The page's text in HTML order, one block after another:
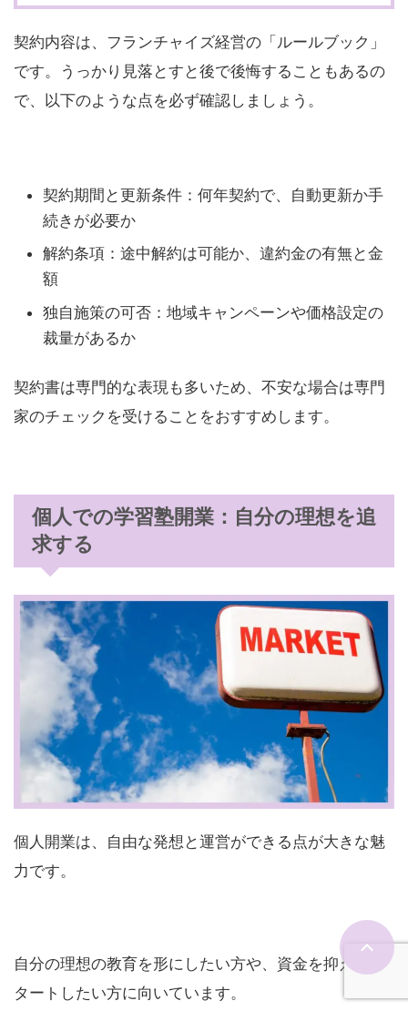
契約内容は、フランチャイズ経営の「ルールブック」
です。うっかり見落とすと後で後悔することもあるの
で、以下のような点を必ず確認しましょう。
契約期間と更新条件：何年契約で、自動更新か手
続きが必要か
解約条項：途中解約は可能か、違約金の有無と金
額
独自施策の可否：地域キャンペーンや価格設定の
裁量があるか
契約書は専門的な表現も多いため、不安な場合は専門
家のチェックを受けることをおすすめします。
個人での学習塾開業：自分の理想を追
求する
個人開業は、自由な発想と運営ができる点が大きな魅
力です。
自分の理想の教育を形にしたい方や、資金を抑えてス
タートしたい方に向いています。